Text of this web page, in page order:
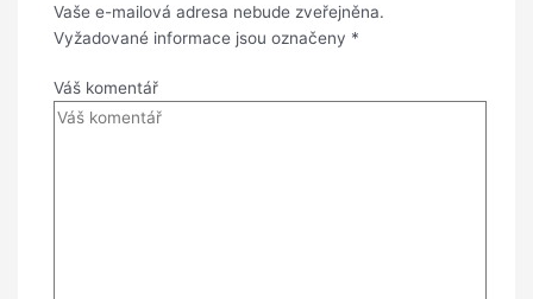
Vaše e-mailová adresa nebude zveřejněna.
Vyžadované informace jsou označeny *
Váš komentář